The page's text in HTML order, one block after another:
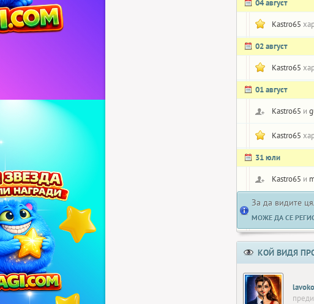
04 август
Kastro65
02 август
Kastro65
01 август
Kastro65 и
Kastro65
31 юли
Kastro65 и
За да видите
МОЖЕ ДА СЕ
КОЙ ВИДЯ